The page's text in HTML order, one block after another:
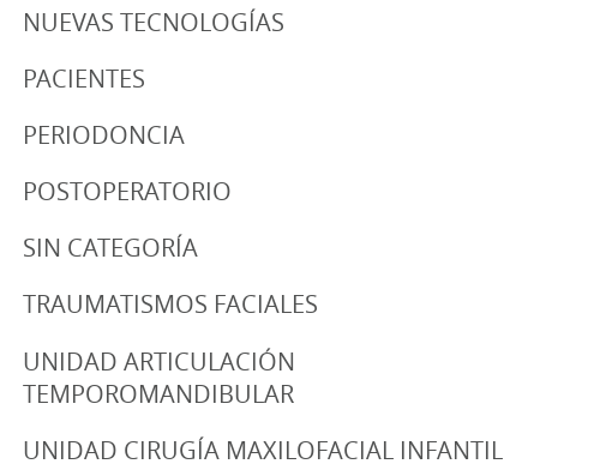
NUEVAS TECNOLOGÍAS
PACIENTES
PERIODONCIA
POSTOPERATORIO
SIN CATEGORÍA
TRAUMATISMOS FACIALES
UNIDAD ARTICULACIÓN
TEMPOROMANDIBULAR
UNIDAD CIRUGÍA MAXILOFACIAL INFANTIL